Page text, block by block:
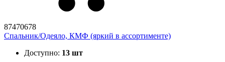
87470678
Спальник/Одеяло, КМФ (яркий в ассортименте)
Доступно: 13 шт